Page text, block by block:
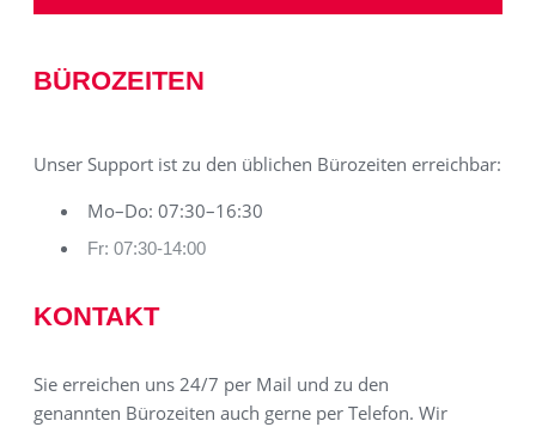
BÜROZEITEN
Unser Support ist zu den üblichen Bürozeiten erreichbar:
Mo–Do: 07:30–16:30
Fr: 07:30-14:00
KONTAKT
Sie erreichen uns 24/7 per Mail und zu den
genannten Bürozeiten auch gerne per Telefon. Wir